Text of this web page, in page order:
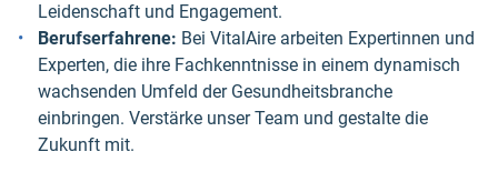
Leidenschaft und Engagement.
Berufserfahrene: Bei VitalAire arbeiten Expertinnen und
Experten, die ihre Fachkenntnisse in einem dynamisch
wachsenden Umfeld der Gesundheitsbranche
einbringen. Verstärke unser Team und gestalte die
Zukunft mit.